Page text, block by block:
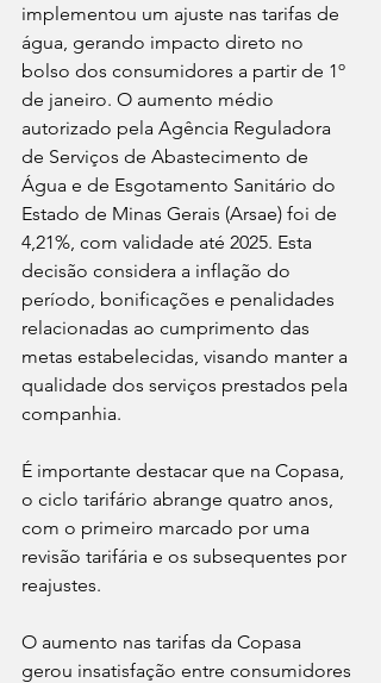
implementou um ajuste nas tarifas de
água, gerando impacto direto no
bolso dos consumidores a partir de 1º
de janeiro. O aumento médio
autorizado pela Agência Reguladora
de Serviços de Abastecimento de
Água e de Esgotamento Sanitário do
Estado de Minas Gerais (Arsae) foi de
4,21%, com validade até 2025. Esta
decisão considera a inflação do
período, bonificações e penalidades
relacionadas ao cumprimento das
metas estabelecidas, visando manter a
qualidade dos serviços prestados pela
companhia.
É importante destacar que na Copasa,
o ciclo tarifário abrange quatro anos,
com o primeiro marcado por uma
revisão tarifária e os subsequentes por
reajustes.
O aumento nas tarifas da Copasa
gerou insatisfação entre consumidores